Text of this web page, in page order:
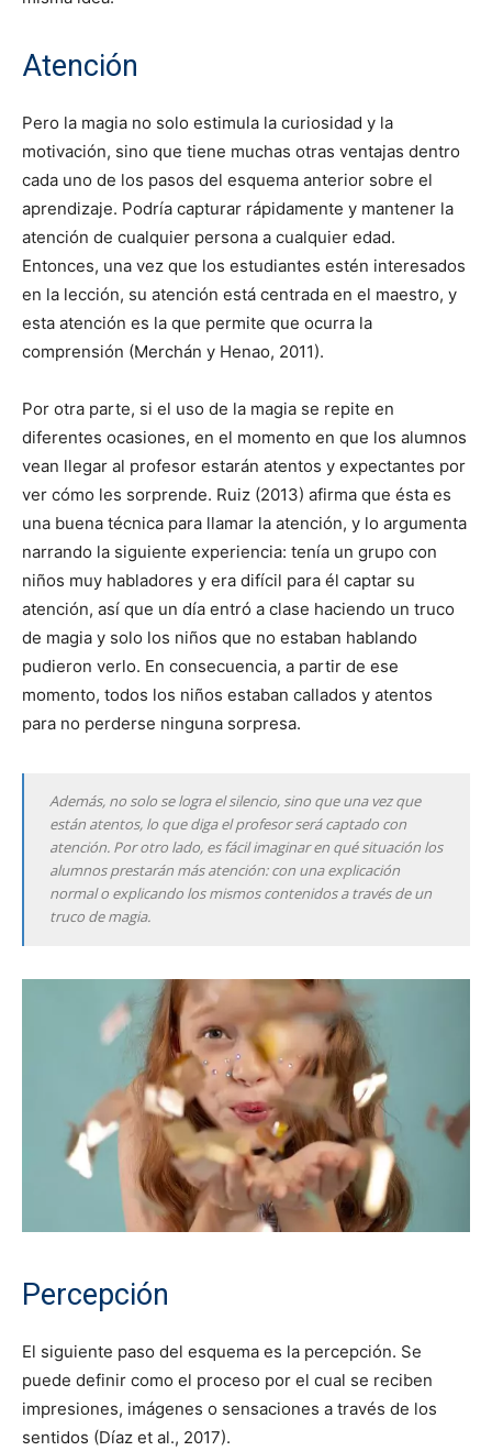
Atención
Pero la magia no solo estimula la curiosidad y la
motivación, sino que tiene muchas otras ventajas dentro
cada uno de los pasos del esquema anterior sobre el
aprendizaje. Podría capturar rápidamente y mantener la
atención de cualquier persona a cualquier edad.
Entonces, una vez que los estudiantes estén interesados ​​
en la lección, su atención está centrada en el maestro, y
esta atención es la que permite que ocurra la
comprensión (Merchán y Henao, 2011).
Por otra parte, si el uso de la magia se repite en
diferentes ocasiones, en el momento en que los alumnos
vean llegar al profesor estarán atentos y expectantes por
ver cómo les sorprende. Ruiz (2013) afirma que ésta es
una buena técnica para llamar la atención, y lo argumenta
narrando la siguiente experiencia: tenía un grupo con
niños muy habladores y era difícil para él captar su
atención, así que un día entró a clase haciendo un truco
de magia y solo los niños que no estaban hablando
pudieron verlo. En consecuencia, a partir de ese
momento, todos los niños estaban callados y atentos
para no perderse ninguna sorpresa.
Además, no solo se logra el silencio, sino que una vez que
están atentos, lo que diga el profesor será captado con
atención. Por otro lado, es fácil imaginar en qué situación los
alumnos prestarán más atención: con una explicación
normal o explicando los mismos contenidos a través de un
truco de magia.
Percepción
El siguiente paso del esquema es la percepción. Se
puede definir como el proceso por el cual se reciben
impresiones, imágenes o sensaciones a través de los
sentidos (Díaz et al., 2017).